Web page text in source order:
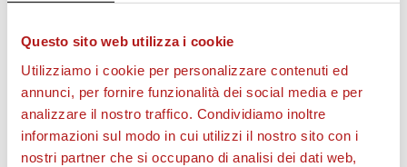
Questo sito web utilizza i cookie
Utilizziamo i cookie per personalizzare contenuti ed
annunci, per fornire funzionalità dei social media e per
analizzare il nostro traffico. Condividiamo inoltre
informazioni sul modo in cui utilizzi il nostro sito con i
nostri partner che si occupano di analisi dei dati web,